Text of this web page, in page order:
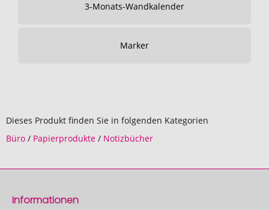
3-Monats-Wandkalender
Marker
Dieses Produkt finden Sie in folgenden Kategorien
Büro / Papierprodukte / Notizbücher
Informationen